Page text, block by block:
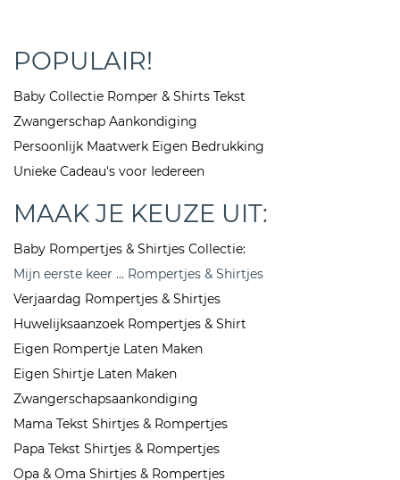
POPULAIR!
Baby Collectie Romper & Shirts Tekst
Zwangerschap Aankondiging
Persoonlijk Maatwerk Eigen Bedrukking
Unieke Cadeau's voor Iedereen
MAAK JE KEUZE UIT:
Baby Rompertjes & Shirtjes Collectie:
Mijn eerste keer ... Rompertjes & Shirtjes
Verjaardag Rompertjes & Shirtjes
Huwelijksaanzoek Rompertjes & Shirt
Eigen Rompertje Laten Maken
Eigen Shirtje Laten Maken
Zwangerschapsaankondiging
Mama Tekst Shirtjes & Rompertjes
Papa Tekst Shirtjes & Rompertjes
Opa & Oma Shirtjes & Rompertjes